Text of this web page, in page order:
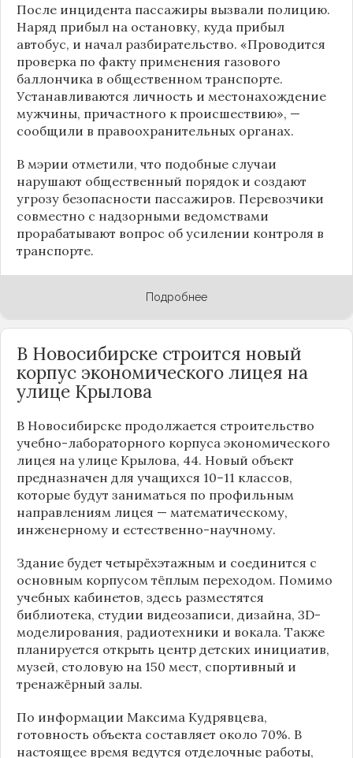
После инцидента пассажиры вызвали полицию.
Наряд прибыл на остановку, куда прибыл
автобус, и начал разбирательство. «Проводится
проверка по факту применения газового
баллончика в общественном транспорте.
Устанавливаются личность и местонахождение
мужчины, причастного к происшествию», —
сообщили в правоохранительных органах.
В мэрии отметили, что подобные случаи
нарушают общественный порядок и создают
угрозу безопасности пассажиров. Перевозчики
совместно с надзорными ведомствами
прорабатывают вопрос об усилении контроля в
транспорте.
Подробнее
В Новосибирске строится новый
корпус экономического лицея на
улице Крылова
В Новосибирске продолжается строительство
учебно-лабораторного корпуса экономического
лицея на улице Крылова, 44. Новый объект
предназначен для учащихся 10–11 классов,
которые будут заниматься по профильным
направлениям лицея — математическому,
инженерному и естественно-научному.
Здание будет четырёхэтажным и соединится с
основным корпусом тёплым переходом. Помимо
учебных кабинетов, здесь разместятся
библиотека, студии видеозаписи, дизайна, 3D-
моделирования, радиотехники и вокала. Также
планируется открыть центр детских инициатив,
музей, столовую на 150 мест, спортивный и
тренажёрный залы.
По информации Максима Кудрявцева,
готовность объекта составляет около 70%. В
настоящее время ведутся отделочные работы,